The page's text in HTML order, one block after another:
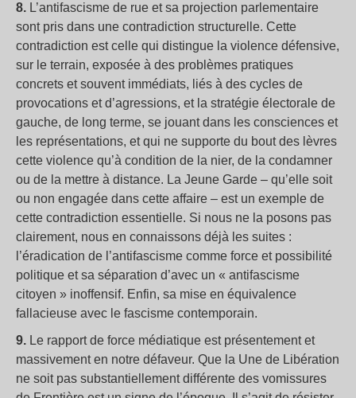
8. L’antifascisme de rue et sa projection parlementaire
sont pris dans une contradiction structurelle. Cette
contradiction est celle qui distingue la violence défensive,
sur le terrain, exposée à des problèmes pratiques
concrets et souvent immédiats, liés à des cycles de
provocations et d’agressions, et la stratégie électorale de
gauche, de long terme, se jouant dans les consciences et
les représentations, et qui ne supporte du bout des lèvres
cette violence qu’à condition de la nier, de la condamner
ou de la mettre à distance. La Jeune Garde – qu’elle soit
ou non engagée dans cette affaire – est un exemple de
cette contradiction essentielle. Si nous ne la posons pas
clairement, nous en connaissons déjà les suites :
l’éradication de l’antifascisme comme force et possibilité
politique et sa séparation d’avec un « antifascisme
citoyen » inoffensif. Enfin, sa mise en équivalence
fallacieuse avec le fascisme contemporain.
9. Le rapport de force médiatique est présentement et
massivement en notre défaveur. Que la Une de Libération
ne soit pas substantiellement différente des vomissures